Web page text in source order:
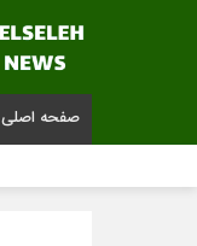
صفحه اصلی